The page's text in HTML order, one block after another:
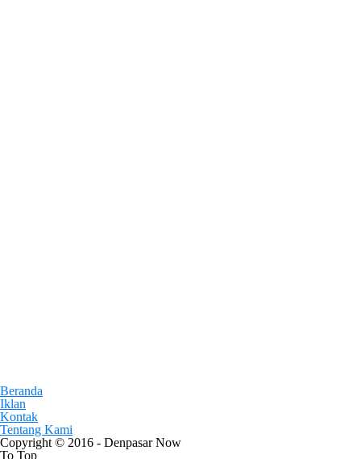
Beranda
Iklan
Kontak
Tentang Kami
Copyright © 2016 - Denpasar Now
To Top